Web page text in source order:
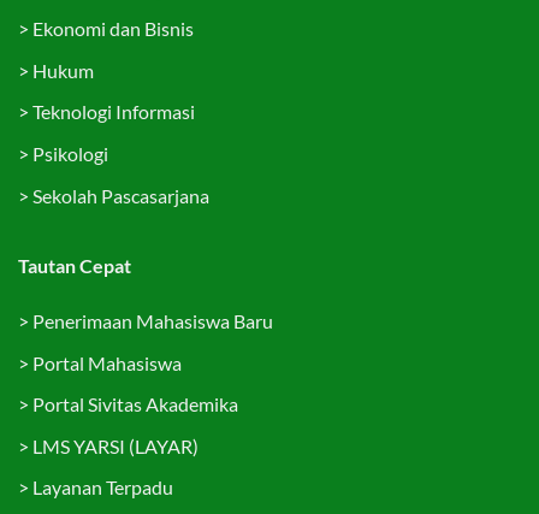
> Ekonomi dan Bisnis
> Hukum
> Teknologi Informasi
> Psikologi
> Sekolah Pascasarjana
Tautan Cepat
> Penerimaan Mahasiswa Baru
> Portal Mahasiswa
> Portal Sivitas Akademika
> LMS YARSI (LAYAR)
> Layanan Terpadu